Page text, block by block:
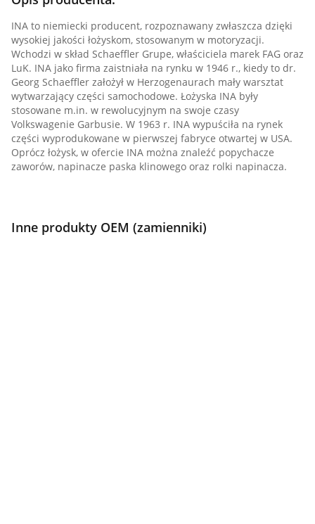
INA to niemiecki producent, rozpoznawany zwłaszcza dzięki
wysokiej jakości łożyskom, stosowanym w motoryzacji.
Wchodzi w skład Schaeffler Grupe, właściciela marek FAG oraz
LuK. INA jako firma zaistniała na rynku w 1946 r., kiedy to dr.
Georg Schaeffler założył w Herzogenaurach mały warsztat
wytwarzający części samochodowe. Łożyska INA były
stosowane m.in. w rewolucyjnym na swoje czasy
Volkswagenie Garbusie. W 1963 r. INA wypuściła na rynek
części wyprodukowane w pierwszej fabryce otwartej w USA.
Oprócz łożysk, w ofercie INA można znaleźć popychacze
zaworów, napinacze paska klinowego oraz rolki napinacza.
Inne produkty OEM (zamienniki)